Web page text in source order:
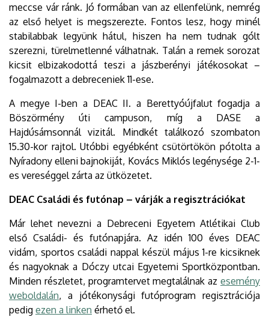
meccse vár ránk. Jó formában van az ellenfelünk, nemrég
az első helyet is megszerezte. Fontos lesz, hogy minél
stabilabbak legyünk hátul, hiszen ha nem tudnak gólt
szerezni, türelmetlenné válhatnak. Talán a remek sorozat
kicsit elbizakodottá teszi a jászberényi játékosokat –
fogalmazott a debreceniek 11-ese.
A megye I-ben a DEAC II. a Berettyóújfalut fogadja a
Böszörmény úti campuson, míg a DASE a
Hajdúsámsonnál vizitál. Mindkét találkozó szombaton
15.30-kor rajtol. Utóbbi egyébként csütörtökön pótolta a
Nyíradony elleni bajnokiját, Kovács Miklós legénysége 2-1-
es vereséggel zárta az ütközetet.
DEAC Családi és futónap – várják a regisztrációkat
Már lehet nevezni a Debreceni Egyetem Atlétikai Club
első Családi- és futónapjára. Az idén 100 éves DEAC
vidám, sportos családi nappal készül május 1-re kicsiknek
és nagyoknak a Dóczy utcai Egyetemi Sportközpontban.
Minden részletet, programtervet megtalálnak az esemény
weboldalán, a jótékonysági futóprogram regisztrációja
pedig ezen a linken érhető el.